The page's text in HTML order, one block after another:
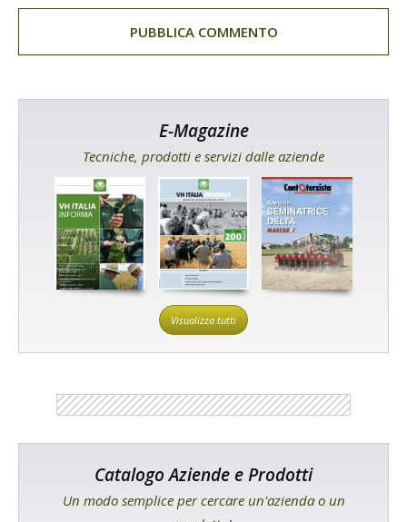
E-Magazine
Tecniche, prodotti e servizi dalle aziende
Visualizza tutti
Catalogo Aziende e Prodotti
Un modo semplice per cercare un'azienda o un